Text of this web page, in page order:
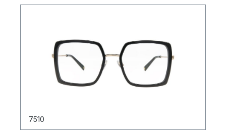
7510